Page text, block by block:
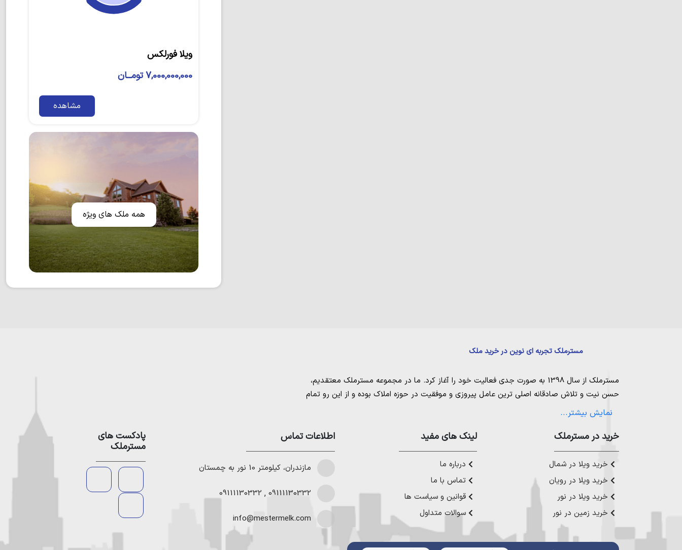
ویلا فورلکس
7,000,000,000 تومــان
مشاهده
همه ملک های ویژه
مسترملک تجربه ای نوین در خرید ملک
مسترملک از سال 1398 به صورت جدی فعالیت خود را آغاز کرد. ما در مجموعه مسترملک معتقدیم،
حسن نیت و تلاش صادقانه اصلی ترین عامل پیروزی و موفقیت در حوزه املاک بوده و از این رو تمام
مساعی خویش را به کار میگیریم تا بتوانیم با صداقت کامل بهترین ها را برای مشتریانمان به ارمغان
ملک در شمال،خرید زمین در نور خرید زمین در چمستان،خرید زمین در نوشهر
خرید زمین در
رویان،خرید زمین در محمودآباد خرید ویلا در شمال،خرید ویلا در نور
خرید ویلا در
چمستان ،خرید ویلا در نوشهر خرید ویلا در محمودآبادو
عزیز خدمت کنیم.
نمایش بیشتر...
خرید در مستر‌ملک
خرید ویلا در شمال
خرید ویلا در رویان
خرید ویلا در نور
خرید زمین در نور
لینک های مفید
درباره ما
تماس با ما
قوانین و سیاست ها
سوالات متداول
اطلاعات تماس
مازندران، کیلومتر 10 نور به چمستان
09111130332
,
09111130332
info@mestermelk.com
پادکست های
مسترملک